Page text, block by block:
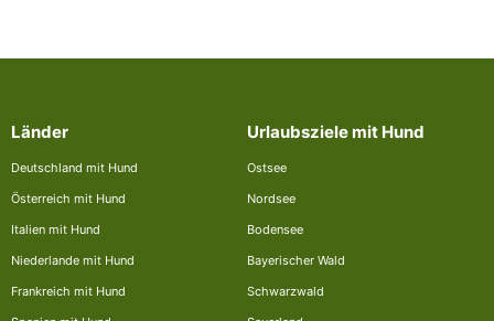
Länder
Deutschland mit Hund
Österreich mit Hund
Italien mit Hund
Niederlande mit Hund
Frankreich mit Hund
Urlaubsziele mit Hund
Ostsee
Nordsee
Bodensee
Bayerischer Wald
Schwarzwald